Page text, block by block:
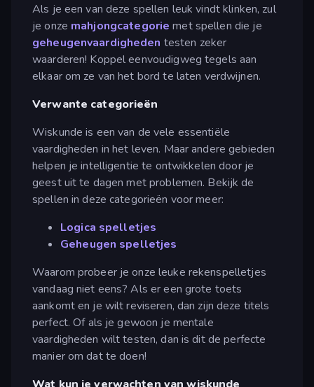
Als je een van deze spellen leuk vindt klinken, zul
je onze mahjongcategoriemet spellen die je
geheugenvaardigheden testen zeker
waarderen! Koppel eenvoudigweg tegels aan
elkaar om ze van het bord te laten verdwijnen.
Verwante categorieën
Wiskunde is een van de vele essentiële
vaardigheden in het leven. Maar andere gebieden
helpen je intelligentie te ontwikkelen door je
geest uit te dagen met problemen. Bekijk de
spellen in deze categorieën voor meer:
Logica spelletjes
Geheugen spelletjes
Waarom probeer je onze leuke rekenspelletjes
vandaag niet eens? Als er een grote toets
aankomt en je wilt reviseren, dan zijn deze titels
perfect. Of als je gewoon je mentale
vaardigheden wilt testen, dan is dit de perfecte
manier om dat te doen!